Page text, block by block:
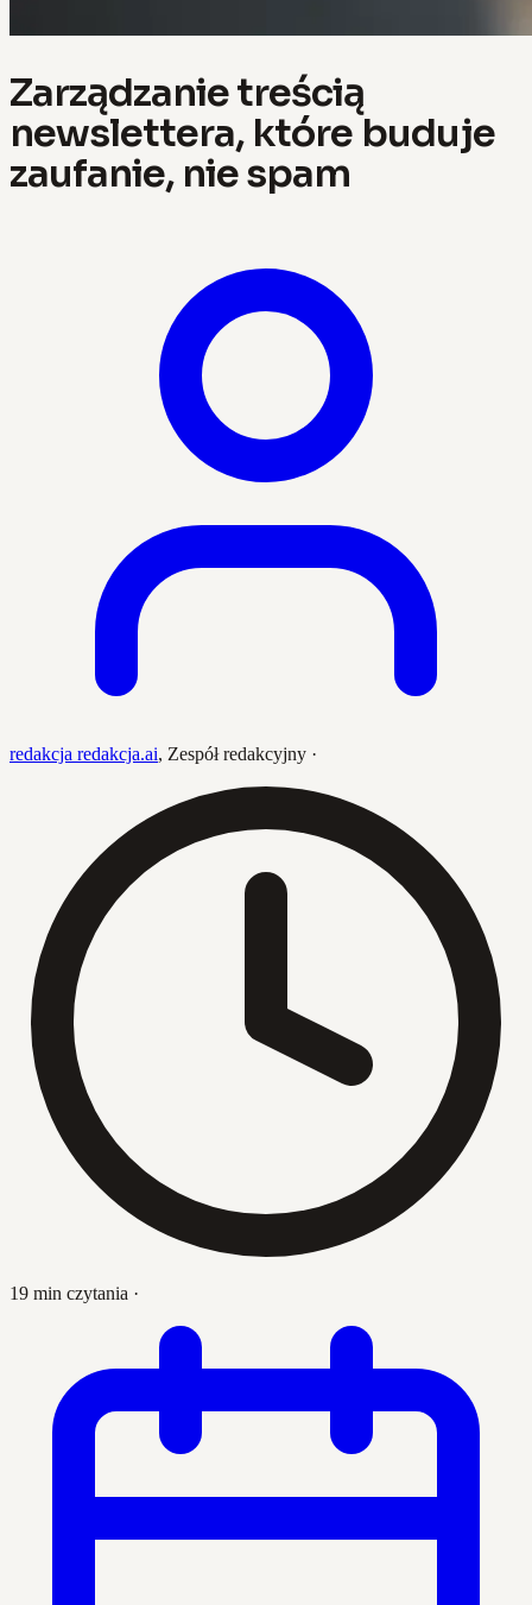
Zarządzanie treścią
newslettera, które buduje
zaufanie, nie spam
redakcja redakcja.ai, Zespół redakcyjny ·
19 min czytania ·